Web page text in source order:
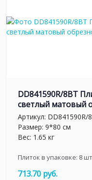
DD841590R/8BT
светлый матовый
Артикул: DD841590R/
Размер: 9*80 см
Вес: 1.65 кг
Плиток в упаковке: 8шт
713.70 руб.